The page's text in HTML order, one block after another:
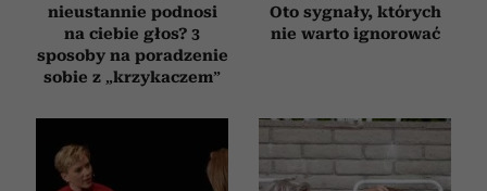
nieustannie podnosi
na ciebie głos? 3
sposoby na poradzenie
sobie z „krzykaczem”
Oto sygnały, których
nie warto ignorować